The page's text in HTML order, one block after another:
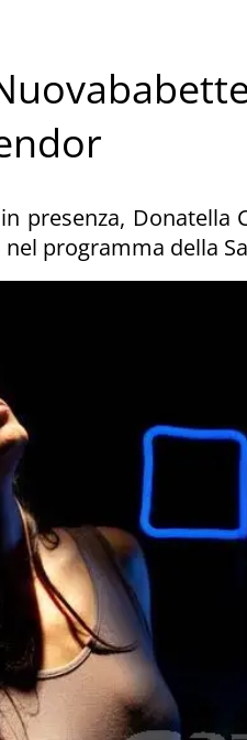
presenza, Donatella
programma della